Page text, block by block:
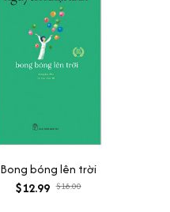
Bong bóng lên trời
$12.99 $18.00